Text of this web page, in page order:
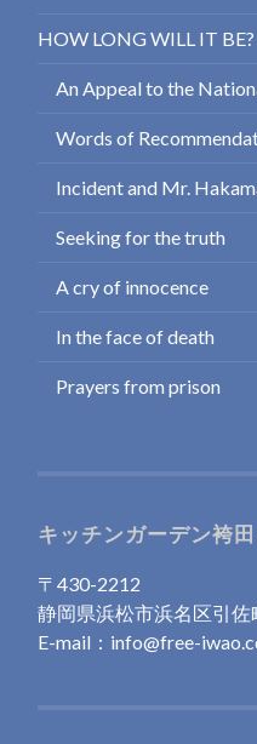
HOW LONG WILL IT BE?
An Appeal to the
Words of
Incident and Mr.
Seeking for the truth
A cry of innocence
In the face of death
Prayers from prison
キッチンガーデン袴
〒430-2212
静岡県浜松市浜名区引
E-mail：info@free-